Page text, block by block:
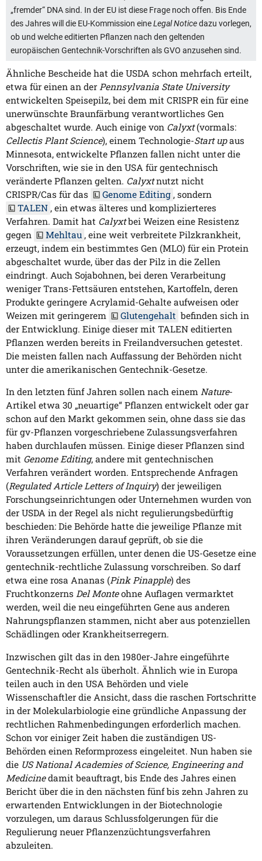
„fremder“ DNA sind. In der EU ist diese Frage noch offen. Bis Ende
des Jahres will die EU-Kommission eineLegal Noticedazu vorlegen,
ob und welche editierten Pflanzen nach den geltenden
europäischen Gentechnik-Vorschriften als GVO anzusehen sind.
Ähnliche Bescheide hat die USDA schon mehrfach erteilt,
etwa für einen an der Pennsylvania State University
entwickelten Speisepilz, bei dem mit CRISPR ein für eine
unerwünschte Braunfärbung verantwortliches Gen
abgeschaltet wurde. Auch einige von Calyxt(vormals:
Cellectis Plant Science), einem Technologie-Start upaus
Minnesota, entwickelte Pflanzen fallen nicht unter die
Vorschriften, wie sie in den USA für gentechnisch
veränderte Pflanzen gelten. Calyxtnutzt nicht
CRISPR/Cas für das
Genome Editing , sondern
TALEN , ein etwas älteres und komplizierteres
Verfahren. Damit hat Calyxtbei Weizen eine Resistenz
gegen
Mehltau , eine weit verbreitete Pilzkrankheit,
erzeugt, indem ein bestimmtes Gen (MLO) für ein Protein
abgeschaltet wurde, über das der Pilz in die Zellen
eindringt. Auch Sojabohnen, bei deren Verarbeitung
weniger Trans-Fettsäuren entstehen, Kartoffeln, deren
Produkte geringere Acrylamid-Gehalte aufweisen oder
Weizen mit geringerem
Glutengehalt befinden sich in
der Entwicklung. Einige dieser mit TALEN editierten
Pflanzen werden bereits in Freilandversuchen getestet.
Die meisten fallen nach Auffassung der Behörden nicht
unter die amerikanischen Gentechnik-Gesetze.
In den letzten fünf Jahren sollen nach einem Nature-
Artikel etwa 30 „neuartige“ Pflanzen entwickelt oder gar
schon auf den Markt gekommen sein, ohne dass sie das
für gv-Pflanzen vorgeschriebene Zulassungsverfahren
haben durchlaufen müssen. Einige dieser Pflanzen sind
mit Genome Editing, andere mit gentechnischen
Verfahren verändert worden. Entsprechende Anfragen
(Regulated Article Letters of Inquiry) der jeweiligen
Forschungseinrichtungen oder Unternehmen wurden von
der USDA in der Regel als nicht regulierungsbedürftig
beschieden: Die Behörde hatte die jeweilige Pflanze mit
ihren Veränderungen darauf geprüft, ob sie die
Voraussetzungen erfüllen, unter denen die US-Gesetze eine
gentechnik-rechtliche Zulassung vorschreiben. So darf
etwa eine rosa Ananas (Pink Pinapple) des
Fruchtkonzerns Del Monteohne Auflagen vermarktet
werden, weil die neu eingeführten Gene aus anderen
Nahrungspflanzen stammen, nicht aber aus potenziellen
Schädlingen oder Krankheitserregern.
Inzwischen gilt das in den 1980er-Jahre eingeführte
Gentechnik-Recht als überholt. Ähnlich wie in Europa
teilen auch in den USA Behörden und viele
Wissenschaftler die Ansicht, dass die raschen Fortschritte
in der Molekularbiologie eine gründliche Anpassung der
rechtlichen Rahmenbedingungen erforderlich machen.
Schon vor einiger Zeit haben die zuständigen US-
Behörden einen Reformprozess eingeleitet. Nun haben sie
die US National Academies of Science, Engineering and
Medicinedamit beauftragt, bis Ende des Jahres einen
Bericht über die in den nächsten fünf bis zehn Jahren zu
erwartenden Entwicklungen in der Biotechnologie
vorzulegen, um daraus Schlussfolgerungen für die
Regulierung neuer Pflanzenzüchtungsverfahren
abzuleiten.